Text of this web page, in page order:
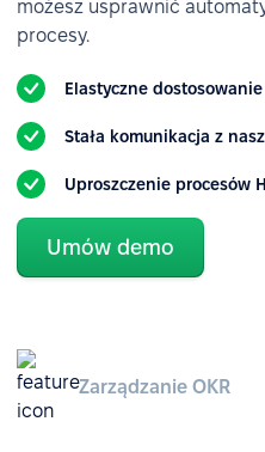
możesz usprawnić
procesy.
Elastyczne
Stała komunikacja z
Uproszczenie procesów
Umów demo
Zarządzanie OKR